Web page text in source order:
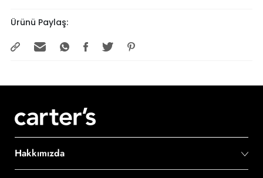
Ürünü Paylaş:
Hakkımızda